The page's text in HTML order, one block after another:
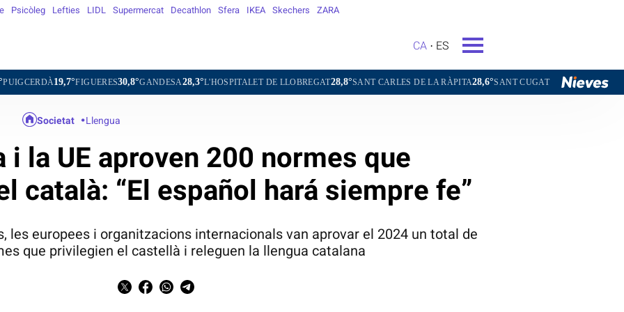
Psicòleg Lefties LIDL Supermercat Decathlon Sfera IKEA Skechers ZARA
CA ES
FIGUERES30,8°GANDESA28,3°L'HOSPITALET DE LLOBREGAT28,8°SANT CARLES DE LA RÀPITA28,6°SANT CUGAT DEL VALLÈS29,5° TERRASSA28,3°
Societat Llengua
i la UE aproven 200 normes que
català: “El español hará siempre fe”
les europees i organitzacions internacionals van aprovar el 2024 un total de
que privilegien el castellà i releguen la llengua catalana